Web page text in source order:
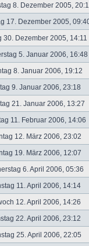
8. Dezember 2005,
17. Dezember 2005,
30. Dezember 2005, 14:11
5. Januar 2006, 16:48
8. Januar 2006, 19:12
9. Januar 2006, 23:18
21. Januar 2006, 13:27
11. Februar 2006, 14:06
12. März 2006, 23:02
19. März 2006, 12:07
6. April 2006, 05:36
11. April 2006, 14:14
12. April 2006, 14:26
22. April 2006, 23:12
25. April 2006, 22:05